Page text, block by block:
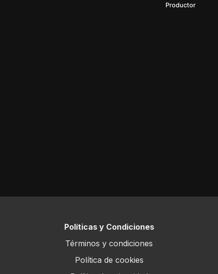
Productor
Políticas y Condiciones
Términos y condiciones
Política de cookies